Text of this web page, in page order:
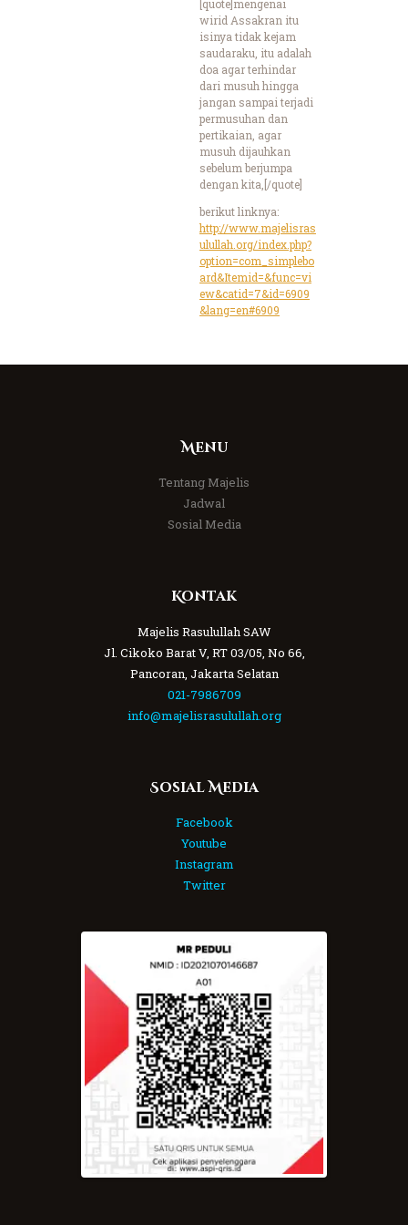
[quote]mengenai
wirid Assakran itu
isinya tidak kejam
saudaraku, itu adalah
doa agar terhindar
dari musuh hingga
jangan sampai terjadi
permusuhan dan
pertikaian, agar
musuh dijauhkan
sebelum berjumpa
dengan kita,[/quote]
berikut linknya:
http://www.majelisras
ulullah.org/index.php?
option=com_simplebo
ard&Itemid=&func=vi
ew&catid=7&id=6909
&lang=en#6909
Menu
Tentang Majelis
Jadwal
Sosial Media
Kontak
Majelis Rasulullah SAW
Jl. Cikoko Barat V, RT 03/05, No 66,
Pancoran, Jakarta Selatan
021-7986709
info@majelisrasulullah.org
Sosial Media
Facebook
Youtube
Instagram
Twitter